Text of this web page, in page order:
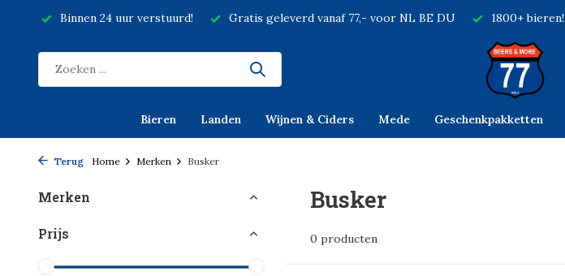
Binnen 24 uur verstuurd! Gratis geleverd vanaf 77,- voor NL BE DU 1800+ bieren!
Bieren Landen Wijnen & Ciders Mede Geschenkpakketten
Terug Home Merken Busker
Merken
Prijs
Busker
0 producten